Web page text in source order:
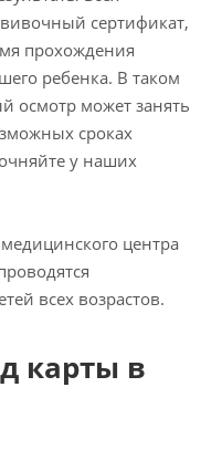
сертификат,
прохождения
ребенка. В таком
осмотр может занять
сроках
у наших
центра
всех возрастов.
карты в